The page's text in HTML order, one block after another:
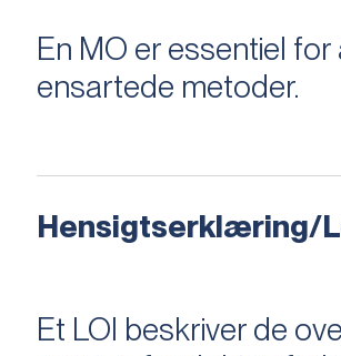
En MO er essentiel
ensartede metoder.
Hensigtserklæring/
Et LOI beskriver de